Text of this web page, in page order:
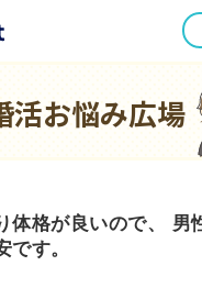
活お悩み広場
体格が良いので、 男
です。